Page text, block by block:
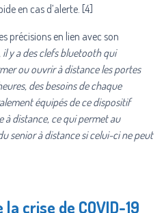
en cas d’alerte. [4]
précisions en lien avec son
il y a des clefs bluetooth qui
ou ouvrir à distance les portes
des besoins de chaque
équipés de ce dispositif
distance, ce qui permet au
senior à distance si celui-ci ne peut
crise de COVID-19